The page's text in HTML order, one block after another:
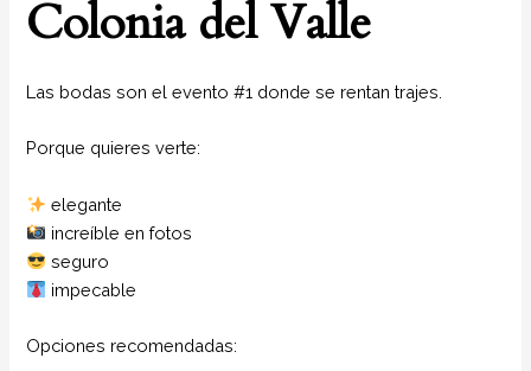
Colonia del Valle
Las bodas son el evento #1 donde se rentan trajes.
Porque quieres verte:
elegante
increíble en fotos
seguro
impecable
Opciones recomendadas: